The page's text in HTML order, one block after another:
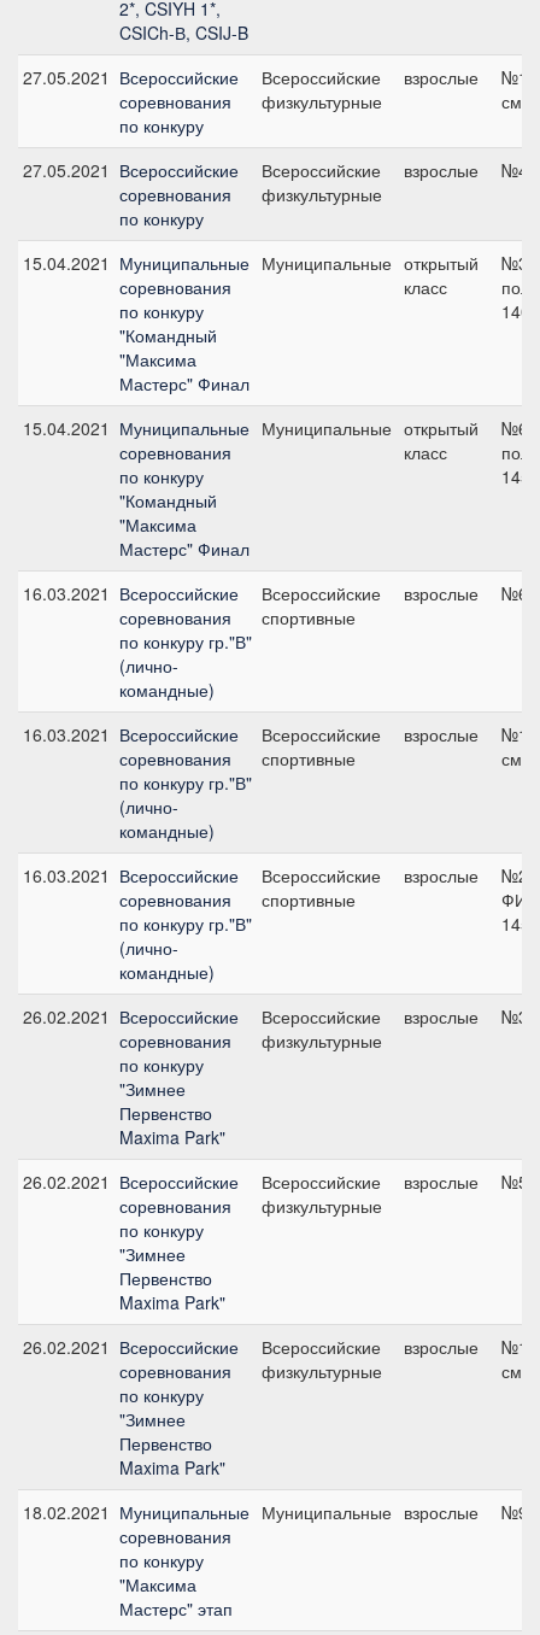
2*, CSIYH 1*,
CSICh-В, CSIJ-B
27.05.2021 Всероссийские
соревнования
по конкуру
Всероссийские
физкультурные
взрослые
см
27.05.2021 Всероссийские
соревнования
по конкуру
Всероссийские
физкультурные
взрослые №4,
15.04.2021 Муниципальные
соревнования
по конкуру
"Командный
"Максима
Мастерс" Финал
Муниципальные открытый
класс
№3
140
15.04.2021 Муниципальные
соревнования
по конкуру
"Командный
"Максима
Мастерс" Финал
Муниципальные открытый
класс
№6
145
16.03.2021 Всероссийские
соревнования
по конкуру гр."В"
(лично-
командные)
Всероссийские
спортивные
взрослые №6,
16.03.2021 Всероссийские
соревнования
по конкуру гр."В"
(лично-
командные)
Всероссийские
спортивные
взрослые
см
16.03.2021 Всероссийские
соревнования
по конкуру гр."В"
(лично-
командные)
Всероссийские
спортивные
взрослые
№26
145
26.02.2021 Всероссийские
соревнования
по конкуру
"Зимнее
Первенство
Maxima Park"
Всероссийские
физкультурные
взрослые №3,
26.02.2021 Всероссийские
соревнования
по конкуру
"Зимнее
Первенство
Maxima Park"
Всероссийские
физкультурные
взрослые №5,
26.02.2021 Всероссийские
соревнования
по конкуру
"Зимнее
Первенство
Maxima Park"
Всероссийские
физкультурные
взрослые
см
18.02.2021 Муниципальные
соревнования
по конкуру
"Максима
Мастерс" этап
Муниципальные взрослые №9,